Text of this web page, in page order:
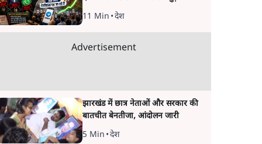
11 Min •देश
Advertisement
झारखंड में छात्र नेताओं और सरकार की
बातचीत बेनतीजा, आंदोलन जारी
5 Min •देश